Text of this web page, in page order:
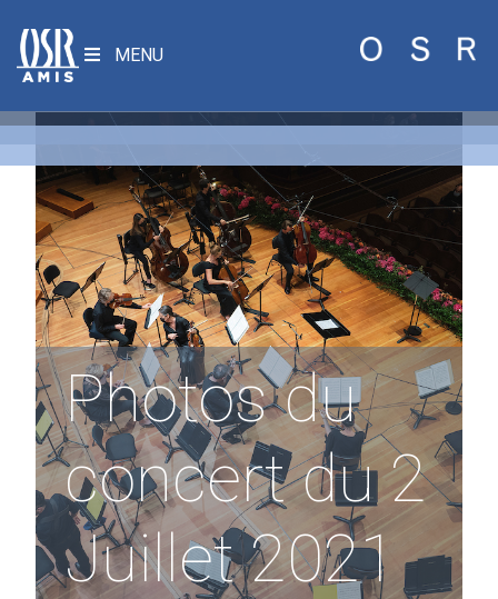
MENU
Photos du
concert du 2
Juillet 2021